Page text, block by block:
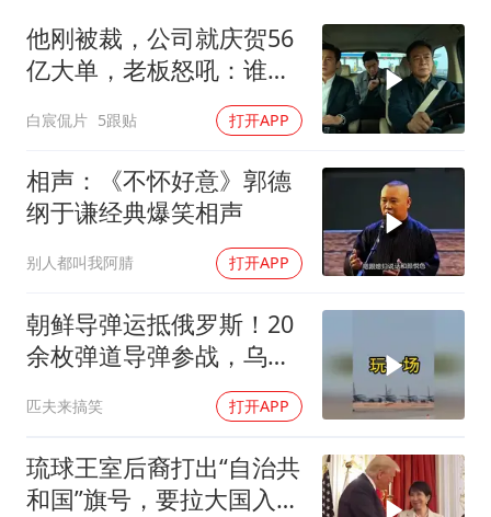
白海豚突然大拐弯 走出罕见路线
朱一龙的鼻子怎么了
成都多趟列车临时停运
路虎卫士限时降17万 BBA已集体降价
下党之路
他刚被裁，公司就庆贺56
亿大单，老板怒吼：谁开
白宸侃片 5跟贴 打开APP
相声：《不怀好意》郭德
纲于谦经典爆笑相声
别人都叫我阿腈 打开APP
朝鲜导弹运抵俄罗斯！20
余枚弹道导弹参战，乌克
匹夫来搞笑 打开APP
琉球王室后裔打出“自治共
和国”旗号，要拉大国入局